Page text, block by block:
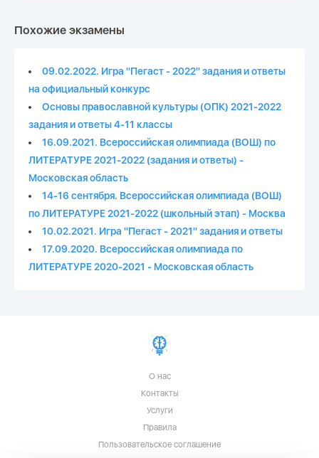
Похожие экзамены
09.02.2022. Игра "Пегаст - 2022" задания и ответы
на официальный конкурс
Основы православной культуры (ОПК) 2021-2022
задания и ответы 4-11 классы
16.09.2021. Всероссийская олимпиада (ВОШ) по
ЛИТЕРАТУРЕ 2021-2022 (задания и ответы) -
Московская область
14-16 сентября. Всероссийская олимпиада (ВОШ)
по ЛИТЕРАТУРЕ 2021-2022 (школьный этап) - Москва
10.02.2021. Игра "Пегаст - 2021" задания и ответы
17.09.2020. Всероссийская олимпиада по
ЛИТЕРАТУРЕ 2020-2021 - Московская область
О нас
Контакты
Услуги
Правила
Пользовательское соглашение